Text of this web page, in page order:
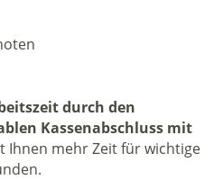
durch den
Kassenabschluss mit
Ihnen mehr Zeit für wichtige